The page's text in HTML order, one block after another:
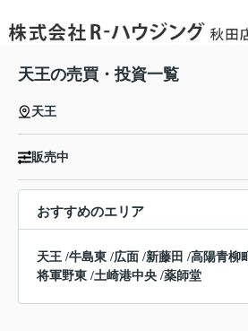
天王の売買・投資一覧
天王
販売中
おすすめのエリア
天王 /牛島東 /広面 /新藤田 /高陽青柳町
将軍野東 /土崎港中央 /薬師堂